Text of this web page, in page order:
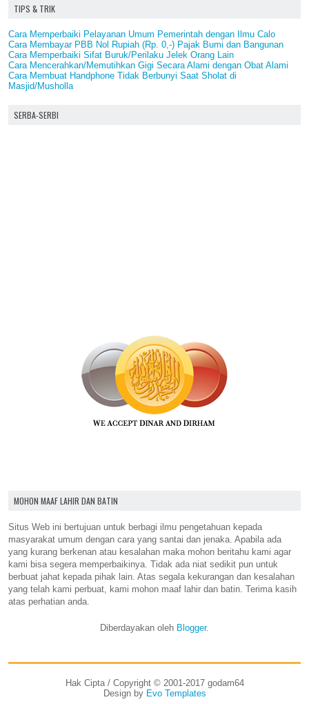
TIPS & TRIK
Cara Memperbaiki Pelayanan Umum Pemerintah dengan Ilmu Calo
Cara Membayar PBB Nol Rupiah (Rp. 0,-) Pajak Bumi dan Bangunan
Cara Memperbaiki Sifat Buruk/Perilaku Jelek Orang Lain
Cara Mencerahkan/Memutihkan Gigi Secara Alami dengan Obat Alami
Cara Membuat Handphone Tidak Berbunyi Saat Sholat di
Masjid/Musholla
SERBA-SERBI
MOHON MAAF LAHIR DAN BATIN
Situs Web ini bertujuan untuk berbagi ilmu pengetahuan kepada
masyarakat umum dengan cara yang santai dan jenaka. Apabila ada
yang kurang berkenan atau kesalahan maka mohon beritahu kami agar
kami bisa segera memperbaikinya. Tidak ada niat sedikit pun untuk
berbuat jahat kepada pihak lain. Atas segala kekurangan dan kesalahan
yang telah kami perbuat, kami mohon maaf lahir dan batin. Terima kasih
atas perhatian anda.
Diberdayakan oleh Blogger.
Hak Cipta / Copyright © 2001-2017 godam64
Design by Evo Templates